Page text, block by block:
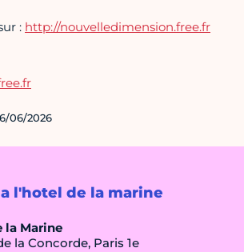
l'hotel de la marine
la Marine
la Concorde, Paris 1e
: http://nouvelledimension.free.fr
06/2026